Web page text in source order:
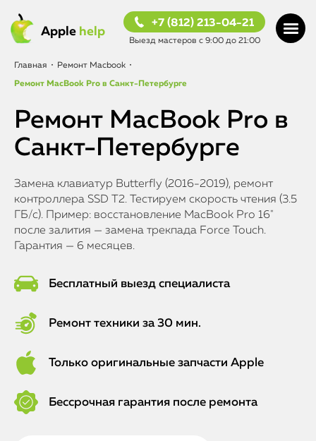
Apple help
+7 (812) 213-04-21
Выезд мастеров с 9:00 до 21:00
Главная • Ремонт Macbook •
Ремонт MacBook Pro в Санкт-Петербурге
Ремонт MacBook Pro в
Санкт-Петербурге
Замена клавиатур Butterfly (2016-2019), ремонт
контроллера SSD T2. Тестируем скорость чтения (3.5
ГБ/с). Пример: восстановление MacBook Pro 16"
после залития — замена трекпада Force Touch.
Гарантия — 6 месяцев.
Бесплатный выезд специалиста
Ремонт техники за 30 мин.
Только оригинальные запчасти Apple
Бессрочная гарантия после ремонта